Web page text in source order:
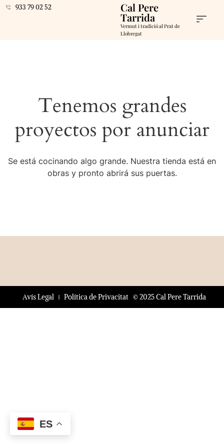
933 79 02 52 Cal Pere
Tarrida
Vermut i tradició al Prat de
Llobregat
Tenemos grandes
proyectos por anunciar
Se está cocinando algo grande. Nuestra tienda está en
obras y pronto abrirá sus puertas.
© 2025 Cal Pere Tarrida
Avís Legal Política de Privacitat
ES